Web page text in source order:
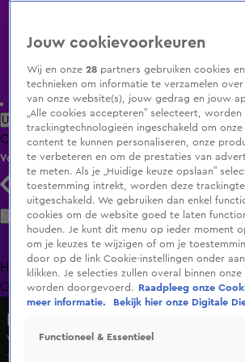
Uitzending Gemist Populaire programma's Zenders
ClipsFilmsRadioSmart TV inlogShop
Volg KIJK
Zoeken
HomeUitzending Gemist Programma's
OranjezomerLivestreamsShop
Verrassende confrontatie met Laura's
15 mei 2025, 20:29
Jouw cookievoorkeuren
Wij en onze28 partners gebruiken cookies
technieken om informatie te verzamelen
van onze website(s), jouw gedrag en jouw
„Alle cookies accepteren” selecteert, worden
trackingtechnologieën ingeschakeld om
content te kunnen personaliseren, onze
te verbeteren en om de prestaties van
te meten. Als je „Huidige keuze opslaan”
toestemming intrekt, worden deze
uitgeschakeld. We gebruiken dan enkel
cookies om de website goed te laten
houden. Je kunt dit menu op ieder moment
om je keuzes te wijzigen of om je
door op de link Cookie-instellingen onder
klikken. Je selecties zullen overal binnen
worden doorgevoerd.
Raadpleeg onze
meer informatie.
Bekijk hier onze Digitale
Functioneel & Essentieel